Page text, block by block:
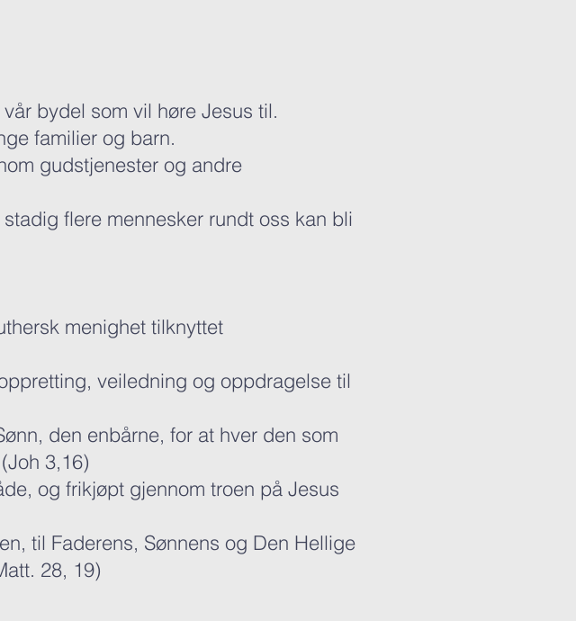
bydel som vil høre Jesus til.
familier og barn.
gudstjenester og andre
flere mennesker rundt oss kan bli
menighet tilknyttet
veiledning og oppdragelse til
den enbårne, for at hver den som
3,16)
og frikjøpt gjennom troen på Jesus
til Faderens, Sønnens og Den Hellige
28, 19)